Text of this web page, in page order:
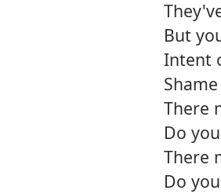
But
Intent
There
Do
There
Do